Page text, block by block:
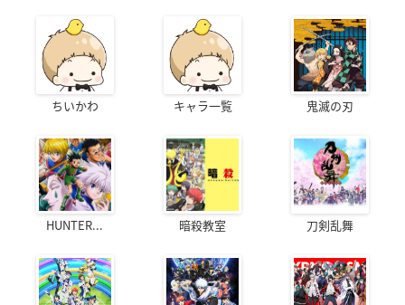
ちいかわ キャラ一覧 鬼滅の刃
HUNTER... 暗殺教室 刀剣乱舞